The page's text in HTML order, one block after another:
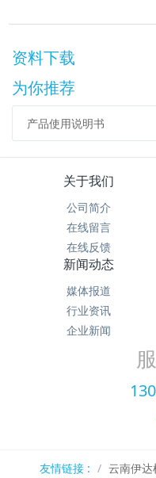
资料下载
为你推荐
产品使用说明书
关于我们
公司简介
在线留言
在线反馈
新闻动态
媒体报道
行业资讯
企业新闻
友情链接 : 云南伊达